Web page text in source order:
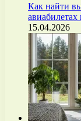
Как найти
15.04.2026